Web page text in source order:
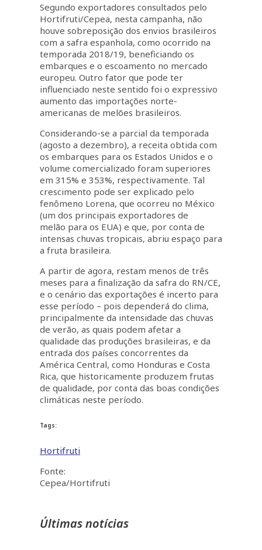
Segundo exportadores consultados pelo
Hortifruti/Cepea, nesta campanha, não
houve sobreposição dos envios brasileiros
com a safra espanhola, como ocorrido na
temporada 2018/19, beneficiando os
embarques e o escoamento no mercado
europeu. Outro fator que pode ter
influenciado neste sentido foi o expressivo
aumento das importações norte-
americanas de melões brasileiros.
Considerando-se a parcial da temporada
(agosto a dezembro), a receita obtida com
os embarques para os Estados Unidos e o
volume comercializado foram superiores
em 315% e 353%, respectivamente. Tal
crescimento pode ser explicado pelo
fenômeno Lorena, que ocorreu no México
(um dos principais exportadores de
melão para os EUA) e que, por conta de
intensas chuvas tropicais, abriu espaço para
a fruta brasileira.
A partir de agora, restam menos de três
meses para a finalização da safra do RN/CE,
e o cenário das exportações é incerto para
esse período – pois dependerá do clima,
principalmente da intensidade das chuvas
de verão, as quais podem afetar a
qualidade das produções brasileiras, e da
entrada dos países concorrentes da
América Central, como Honduras e Costa
Rica, que historicamente produzem frutas
de qualidade, por conta das boas condições
climáticas neste período.
Tags:
Hortifruti
Fonte:
Cepea/Hortifruti
Últimas notícias